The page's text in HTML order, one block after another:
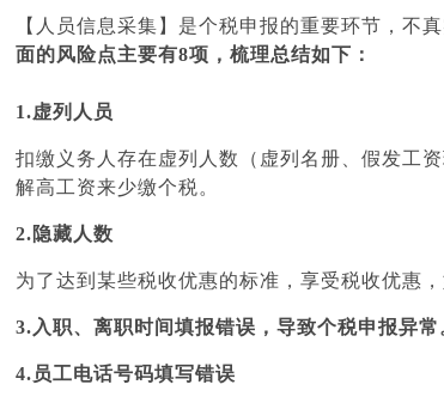
【人员信息采集】是个税申报的重要环节，不
面的风险点主要有8项，梳理总结如下：
1.虚列人员
扣缴义务人存在虚列人数（虚列名册、假发工
解高工资来少缴个税。
2.隐藏人数
为了达到某些税收优惠的标准，享受税收优惠
3.入职、离职时间填报错误，导致个税申报异常
4.员工电话号码填写错误